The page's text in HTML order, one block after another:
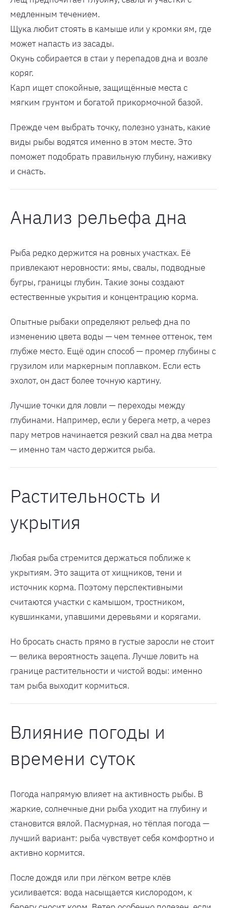
медленным течением.
Щука любит стоять в камыше или у кромки ям, где
может напасть из засады.
Окунь собирается в стаи у перепадов дна и возле
коряг.
Карп ищет спокойные, защищённые места с
мягким грунтом и богатой прикормочной базой.
Прежде чем выбрать точку, полезно узнать, какие
виды рыбы водятся именно в этом месте. Это
поможет подобрать правильную глубину, наживку
и снасть.
Анализ рельефа дна
Рыба редко держится на ровных участках. Её
привлекают неровности: ямы, свалы, подводные
бугры, границы глубин. Такие зоны создают
естественные укрытия и концентрацию корма.
Опытные рыбаки определяют рельеф дна по
изменению цвета воды — чем темнее оттенок, тем
глубже место. Ещё один способ — промер глубины с
грузилом или маркерным поплавком. Если есть
эхолот, он даст более точную картину.
Лучшие точки для ловли — переходы между
глубинами. Например, если у берега метр, а через
пару метров начинается резкий свал на два метра
— именно там часто держится рыба.
Растительность и
укрытия
Любая рыба стремится держаться поближе к
укрытиям. Это защита от хищников, тени и
источник корма. Поэтому перспективными
считаются участки с камышом, тростником,
кувшинками, упавшими деревьями и корягами.
Но бросать снасть прямо в густые заросли не стоит
— велика вероятность зацепа. Лучше ловить на
границе растительности и чистой воды: именно
там рыба выходит кормиться.
Влияние погоды и
времени суток
Погода напрямую влияет на активность рыбы. В
жаркие, солнечные дни рыба уходит на глубину и
становится вялой. Пасмурная, но тёплая погода —
лучший вариант: рыба чувствует себя комфортно и
активно кормится.
После дождя или при лёгком ветре клёв
усиливается: вода насыщается кислородом, к